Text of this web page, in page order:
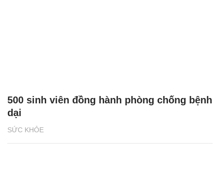
SỨC KHỎE
500 sinh viên đồng hành phòng chống bệnh
dại